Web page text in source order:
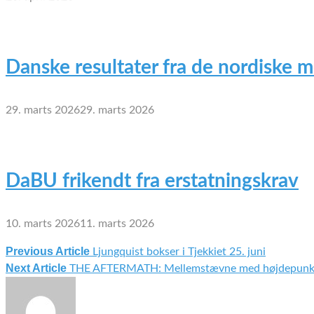
Danske resultater fra de nordiske
29. marts 202629. marts 2026
DaBU frikendt fra erstatningskrav
10. marts 202611. marts 2026
Indlægsnavigation
Previous Article Ljungquist bokser i Tjekkiet 25. juni
Next Article THE AFTERMATH: Mellemstævne med